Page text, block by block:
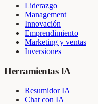
Liderazgo
Management
Innovación
Emprendimiento
Marketing y ventas
Inversiones
Herramientas IA
Resumidor IA
Chat con IA